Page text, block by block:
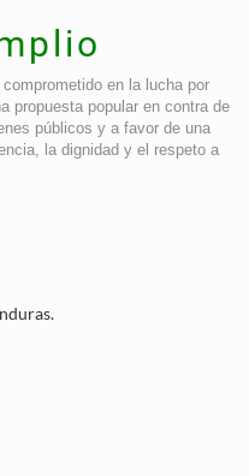
en la lucha por
propuesta popular en contra de
públicos y a favor de una
la dignidad y el respeto a